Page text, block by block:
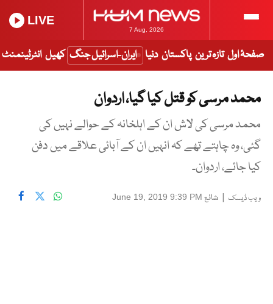
7 Aug, 2026
LIVE
صفحۂ اول تازہ ترین پاکستان دنیا ایران-اسرائیل جنگ کھیل انٹرٹینمنٹ
محمد مرسی کو قتل کیا گیا، اردوان
محمد مرسی کی لاش ان کے اہلخانہ کے حوالے نہیں کی
گئی، وہ چاہتے تھے کہ انہیں ان کے آبائی علاقے میں دفن
کیا جائے، اردوان۔
ویب ڈیسک | شائع June 19, 2019 9:39 PM